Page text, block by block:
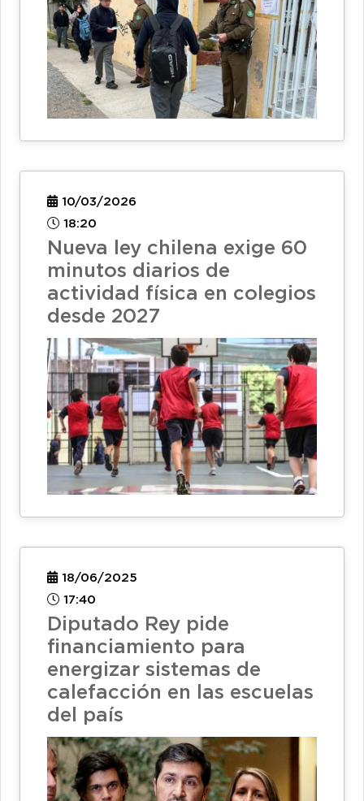
10/03/2026
18:20
Nueva ley chilena exige 60
minutos diarios de
actividad física en colegios
desde 2027
18/06/2025
17:40
Diputado Rey pide
financiamiento para
energizar sistemas de
calefacción en las escuelas
del país